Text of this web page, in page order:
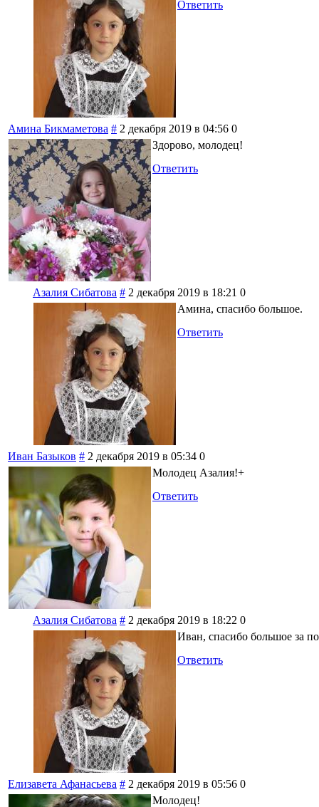
Ответить
Амина Бикмаметова # 2 декабря 2019 в 04:56 0
Здорово, молодец!
Ответить
Азалия Сибатова # 2 декабря 2019 в 18:21 0
Амина, спасибо большое.
Ответить
Иван Базыков # 2 декабря 2019 в 05:34 0
Молодец Азалия!+
Ответить
Азалия Сибатова # 2 декабря 2019 в 18:22 0
Иван, спасибо большое за
Ответить
Елизавета Афанасьева # 2 декабря 2019 в 05:56 0
Молодец!